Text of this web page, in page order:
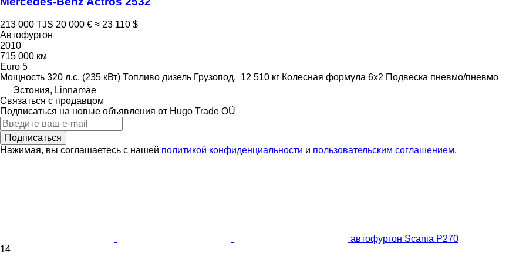
213 000 TJS 20 000 € ≈ 23 110 $
Автофургон
2010
715 000 км
Euro 5
Мощность 320 л.с. (235 кВт) Топливо дизель Грузопод. 12 510 кг Колесная формула 6x2 Подвеска пневмо/пневмо
Эстония, Linnamäe
Связаться с продавцом
Подписаться на новые объявления от Hugo Trade OÜ
Подписаться
Нажимая, вы соглашаетесь с нашей политикой конфиденциальности и пользовательским соглашением.
автофургон Scania P270
14